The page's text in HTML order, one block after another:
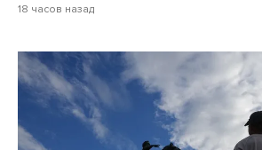
18 часов назад